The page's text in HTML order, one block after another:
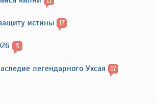
истины 17
3
легендарного Ухсая 17